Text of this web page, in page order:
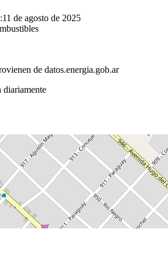
11 de agosto de 2025
de datos.energia.gob.ar
diariamente